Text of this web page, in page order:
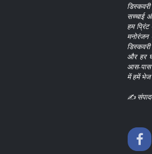
सच्चाई
हम प्रिंट
मनोरंजन
और हर
आस-पास
में हमें
✍️